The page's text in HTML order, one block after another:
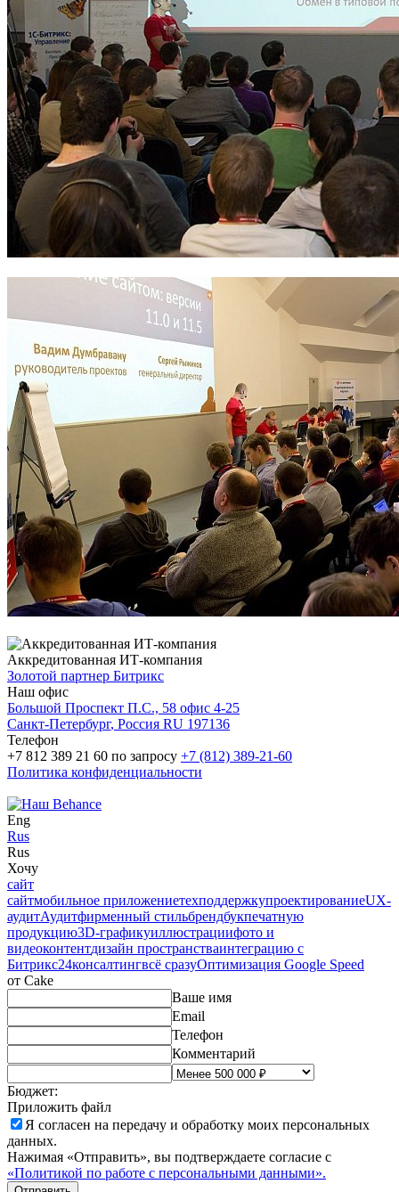
Аккредитованная ИТ-компания
Золотой партнер Битрикс
Наш офис
Большой Проспект П.С., 58 офис 4-25
Санкт-Петербург, Россия RU 197136
Телефон
+7 812 389 21 60 по запросу +7 (812) 389-21-60
Политика конфиденциальности
Eng
Rus
Rus
Хочу
сайт
сайтмобильное приложениетехподдержкупроектированиеUX-
аудитАудитфирменный стильбрендбукпечатную
продукцию3D-графикуиллюстрациифото и
видеоконтентдизайн пространстваинтеграцию с
Битрикс24консалтингвсё сразуОптимизация Google Speed
от Cake
Ваше имя
Email
Телефон
Комментарий
Бюджет:
Приложить файл
Я согласен на передачу и обработку моих персональных
данных.
Нажимая «Отправить», вы подтверждаете согласие с
«Политикой по работе с персональными данными».